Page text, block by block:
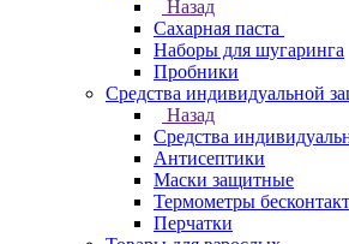
Назад
Сахарная паста
Наборы для шугаринга
Пробники
Средства индивидуальной
Назад
Средства
Антисептики
Маски защитные
Термометры
Перчатки